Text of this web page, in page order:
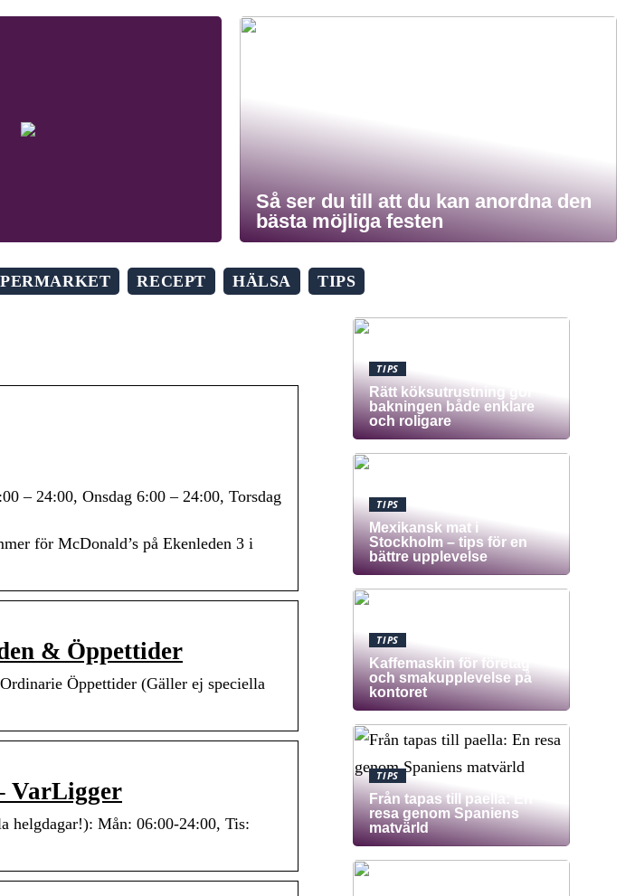
Så ser du till att du kan anordna den
bästa möjliga festen
RECEPT HÄLSA TIPS
– 24:00, Onsdag 6:00 – 24:00, Torsdag
för McDonald’s på Ekenleden 3 i
& Öppettider
Öppettider (Gäller ej speciella
VarLigger
helgdagar!): Mån: 06:00-24:00, Tis:
TIPS
Rätt köksutrustning gör
bakningen både enklare
och roligare
TIPS
Mexikansk mat i
Stockholm – tips för en
bättre upplevelse
TIPS
Kaffemaskin för företag
och smakupplevelse på
kontoret
TIPS
Från tapas till paella: En
resa genom Spaniens
matvärld